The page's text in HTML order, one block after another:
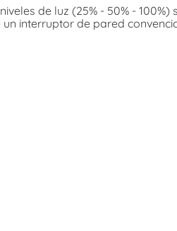
de luz (25% - 50% - 100%)
interruptor de pared